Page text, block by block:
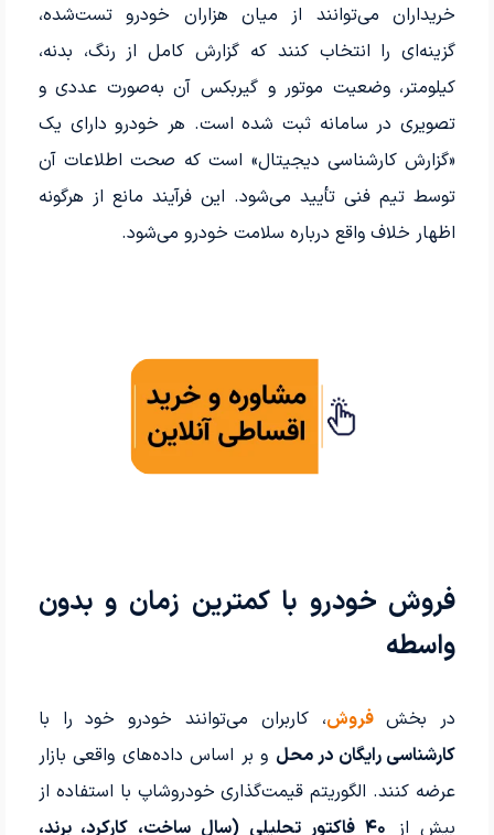
خریداران می‌توانند از میان هزاران خودرو تست‌شده،
گزینه‌ای را انتخاب کنند که گزارش کامل از رنگ، بدنه،
کیلومتر، وضعیت موتور و گیربکس آن به‌صورت عددی و
تصویری در سامانه ثبت شده است. هر خودرو دارای یک
«گزارش کارشناسی دیجیتال» است که صحت اطلاعات آن
توسط تیم فنی تأیید می‌شود. این فرآیند مانع از هرگونه
اظهار خلاف واقع درباره سلامت خودرو می‌شود.
فروش خودرو با کمترین زمان و بدون
واسطه
در بخشفروش، کاربران می‌توانند خودرو خود را با
کارشناسی رایگان در محل و بر اساس داده‌های واقعی بازار
عرضه کنند. الگوریتم قیمت‌گذاری خودروشاپ با استفاده از
بیش از
۴۰ فاکتور تحلیلی (سال ساخت، کارکرد، برند،